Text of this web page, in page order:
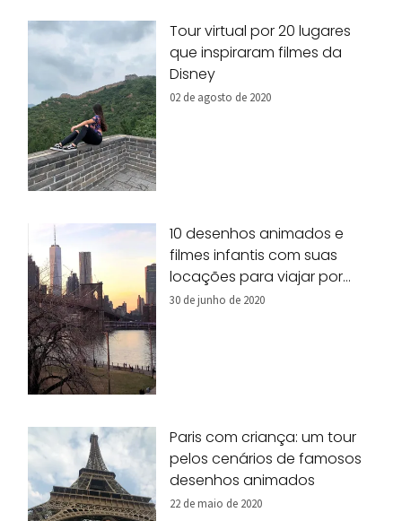
Tour virtual por 20 lugares
que inspiraram filmes da
Disney
02 de agosto de 2020
10 desenhos animados e
filmes infantis com suas
locações para viajar por
Nova York!
30 de junho de 2020
Paris com criança: um tour
pelos cenários de famosos
desenhos animados
22 de maio de 2020